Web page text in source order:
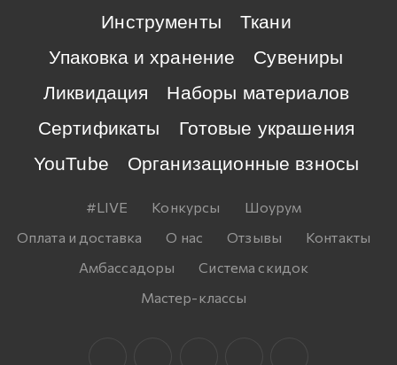
Инструменты
Ткани
Упаковка и хранение
Сувениры
Ликвидация
Наборы материалов
Сертификаты
Готовые украшения
YouTube
Организационные взносы
#LIVE Конкурсы
Шоурум
Оплата и доставка
О нас Отзывы
Контакты
Амбассадоры
Система скидок
Мастер-классы